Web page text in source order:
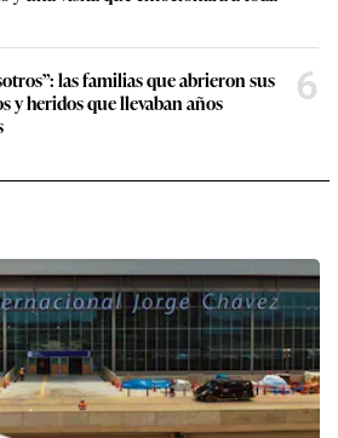
las familias que abrieron sus
y heridos que llevaban años
6